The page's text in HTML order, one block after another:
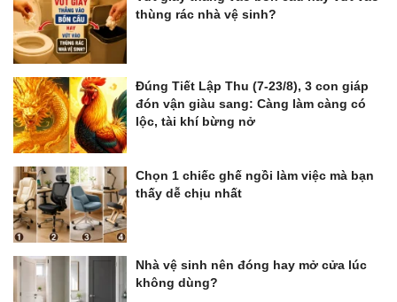
thùng rác nhà vệ sinh?
Đúng Tiết Lập Thu (7-23/8), 3 con giáp
đón vận giàu sang: Càng làm càng có
lộc, tài khí bừng nở
Chọn 1 chiếc ghế ngồi làm việc mà bạn
thấy dễ chịu nhất
Nhà vệ sinh nên đóng hay mở cửa lúc
không dùng?